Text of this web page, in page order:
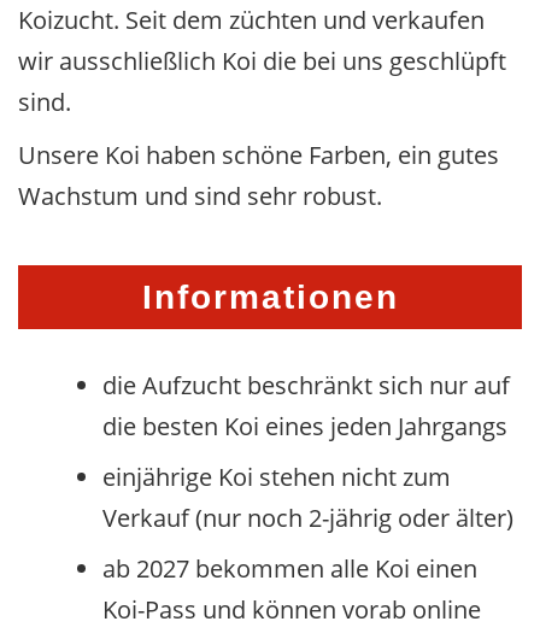
Koizucht. Seit dem züchten und verkaufen
wir ausschließlich Koi die bei uns geschlüpft
sind.
Unsere Koi haben schöne Farben, ein gutes
Wachstum und sind sehr robust.
Informationen
die Aufzucht beschränkt sich nur auf
die besten Koi eines jeden Jahrgangs
einjährige Koi stehen nicht zum
Verkauf (nur noch 2-jährig oder älter)
ab 2027 bekommen alle Koi einen
Koi-Pass und können vorab online